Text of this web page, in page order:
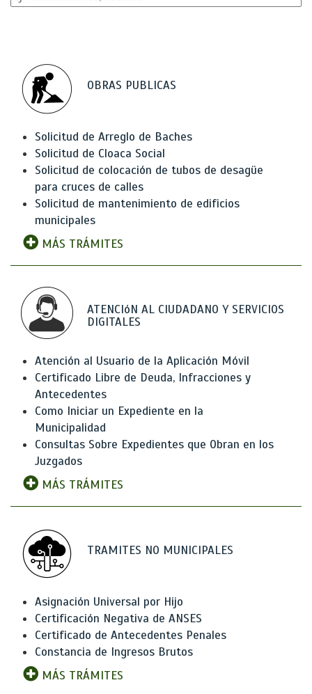
OBRAS PUBLICAS
Solicitud de Arreglo de Baches
Solicitud de Cloaca Social
Solicitud de colocación de tubos de desagüe
para cruces de calles
Solicitud de mantenimiento de edificios
municipales
MÁS TRÁMITES
ATENCIóN AL CIUDADANO Y SERVICIOS
DIGITALES
Atención al Usuario de la Aplicación Móvil
Certificado Libre de Deuda, Infracciones y
Antecedentes
Como Iniciar un Expediente en la
Municipalidad
Consultas Sobre Expedientes que Obran en los
Juzgados
MÁS TRÁMITES
TRAMITES NO MUNICIPALES
Asignación Universal por Hijo
Certificación Negativa de ANSES
Certificado de Antecedentes Penales
Constancia de Ingresos Brutos
MÁS TRÁMITES